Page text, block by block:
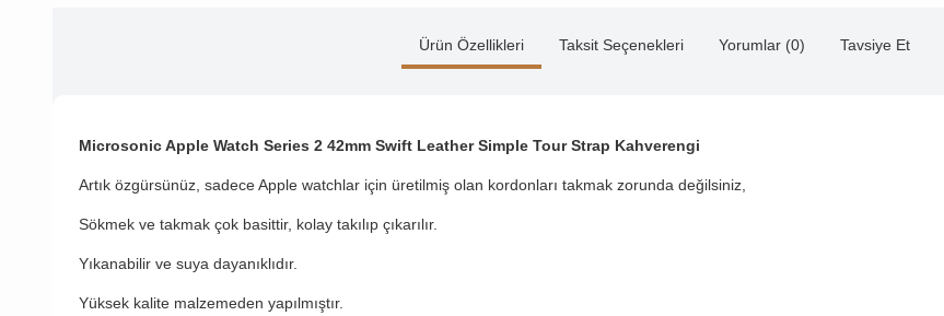
Ürün Özellikleri Taksit Seçenekleri Yorumlar (0) Tavsiye Et
Microsonic Apple Watch Series 2 42mm Swift Leather Simple Tour Strap Kahverengi
Artık özgürsünüz, sadece Apple watchlar için üretilmiş olan kordonları takmak zorunda değilsiniz,
Sökmek ve takmak çok basittir, kolay takılıp çıkarılır.
Yıkanabilir ve suya dayanıklıdır.
Yüksek kalite malzemeden yapılmıştır.